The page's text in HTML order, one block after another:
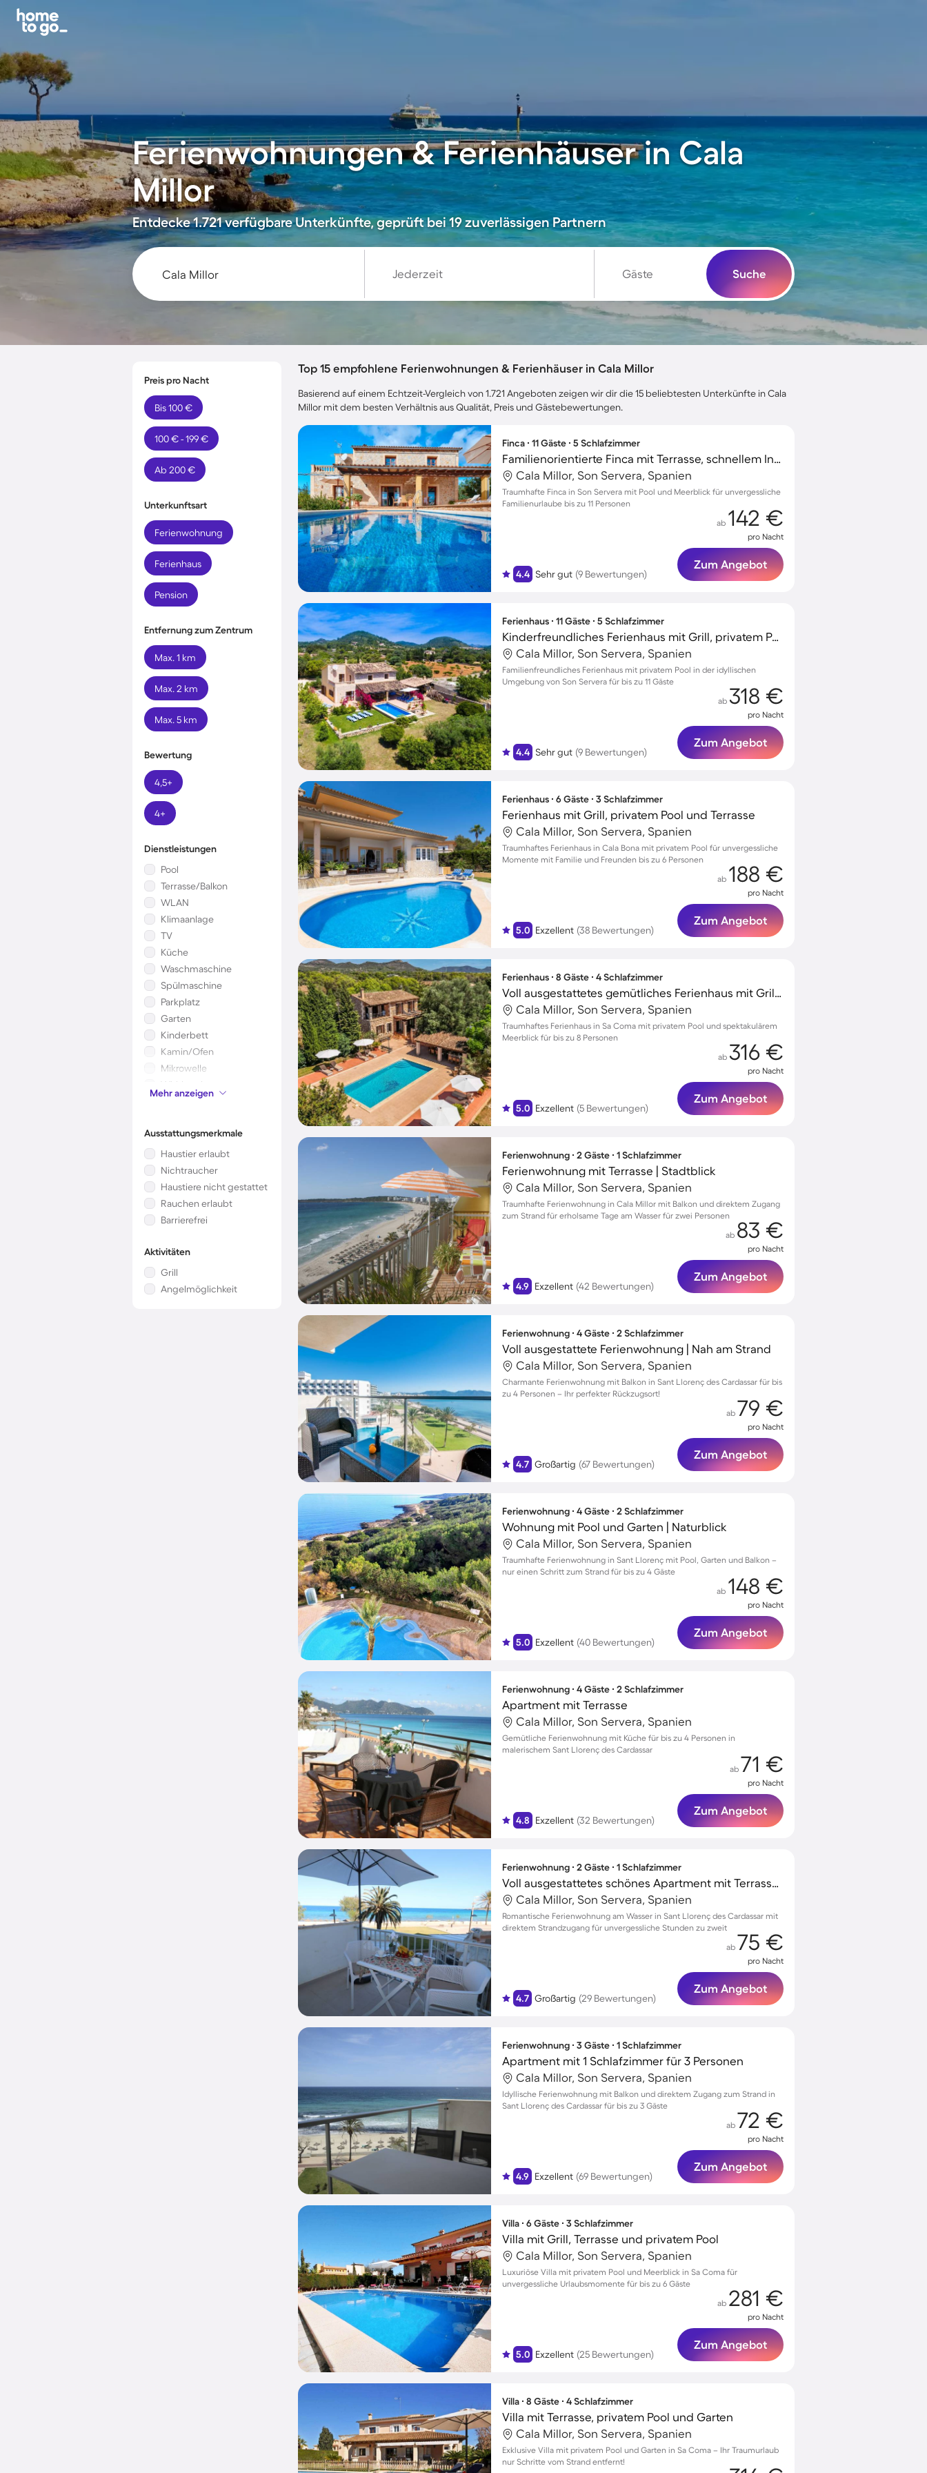
Ferienwohnungen & Ferienhäuser in Cala
Millor
Entdecke 1.721 verfügbare Unterkünfte, geprüft bei 19 zuverlässigen Partnern
Jederzeit Gäste Suche
Preis pro Nacht
Bis 100 €
100 € - 199 €
Ab 200 €
Unterkunftsart
Ferienwohnung
Ferienhaus
Pension
Entfernung zum Zentrum
Max. 1 km
Max. 2 km
Max. 5 km
Bewertung
4,5+
4+
Dienstleistungen
Pool
Terrasse/Balkon
WLAN
Klimaanlage
TV
Küche
Waschmaschine
Spülmaschine
Parkplatz
Garten
Kinderbett
Kamin/Ofen
Mikrowelle
Whirlpool
Mehr anzeigen
Ausstattungsmerkmale
Haustier erlaubt
Nichtraucher
Haustiere nicht gestattet
Rauchen erlaubt
Barrierefrei
Aktivitäten
Grill
Angelmöglichkeit
Top 15 empfohlene Ferienwohnungen & Ferienhäuser in Cala Millor
Basierend auf einem Echtzeit-Vergleich von 1.721 Angeboten zeigen wir dir die 15 beliebtesten Unterkünfte in Cala
Millor mit dem besten Verhältnis aus Qualität, Preis und Gästebewertungen.
Finca ∙ 11 Gäste ∙ 5 Schlafzimmer
Familienorientierte Finca mit Terrasse, schnellem Internet und privatem Pool | Gartenblick | Ideal für Homeoffice | Hunde erlaubt
Cala Millor, Son Servera, Spanien
Traumhafte Finca in Son Servera mit Pool und Meerblick für unvergessliche
Familienurlaube bis zu 11 Personen
4.4 Sehr gut (9 Bewertungen)
ab 142 €
pro Nacht
Zum Angebot
Ferienhaus ∙ 11 Gäste ∙ 5 Schlafzimmer
Kinderfreundliches Ferienhaus mit Grill, privatem Pool und Terrasse | Perfekt für die Arbeit von Zuhause
Cala Millor, Son Servera, Spanien
Familienfreundliches Ferienhaus mit privatem Pool in der idyllischen
Umgebung von Son Servera für bis zu 11 Gäste
4.4 Sehr gut (9 Bewertungen)
ab 318 €
pro Nacht
Zum Angebot
Ferienhaus ∙ 6 Gäste ∙ 3 Schlafzimmer
Ferienhaus mit Grill, privatem Pool und Terrasse
Cala Millor, Son Servera, Spanien
Traumhaftes Ferienhaus in Cala Bona mit privatem Pool für unvergessliche
Momente mit Familie und Freunden bis zu 6 Personen
5.0 Exzellent (38 Bewertungen)
ab 188 €
pro Nacht
Zum Angebot
Ferienhaus ∙ 8 Gäste ∙ 4 Schlafzimmer
Voll ausgestattetes gemütliches Ferienhaus mit Grill, privatem Pool und Terrasse | Meerblick
Cala Millor, Son Servera, Spanien
Traumhaftes Ferienhaus in Sa Coma mit privatem Pool und spektakulärem
Meerblick für bis zu 8 Personen
5.0 Exzellent (5 Bewertungen)
ab 316 €
pro Nacht
Zum Angebot
Ferienwohnung ∙ 2 Gäste ∙ 1 Schlafzimmer
Ferienwohnung mit Terrasse | Stadtblick
Cala Millor, Son Servera, Spanien
Traumhafte Ferienwohnung in Cala Millor mit Balkon und direktem Zugang
zum Strand für erholsame Tage am Wasser für zwei Personen
4.9 Exzellent (42 Bewertungen)
ab 83 €
pro Nacht
Zum Angebot
Ferienwohnung ∙ 4 Gäste ∙ 2 Schlafzimmer
Voll ausgestattete Ferienwohnung | Nah am Strand
Cala Millor, Son Servera, Spanien
Charmante Ferienwohnung mit Balkon in Sant Llorenç des Cardassar für bis
zu 4 Personen – Ihr perfekter Rückzugsort!
4.7 Großartig (67 Bewertungen)
ab 79 €
pro Nacht
Zum Angebot
Ferienwohnung ∙ 4 Gäste ∙ 2 Schlafzimmer
Wohnung mit Pool und Garten | Naturblick
Cala Millor, Son Servera, Spanien
Traumhafte Ferienwohnung in Sant Llorenç mit Pool, Garten und Balkon –
nur einen Schritt zum Strand für bis zu 4 Gäste
5.0 Exzellent (40 Bewertungen)
ab 148 €
pro Nacht
Zum Angebot
Ferienwohnung ∙ 4 Gäste ∙ 2 Schlafzimmer
Apartment mit Terrasse
Cala Millor, Son Servera, Spanien
Gemütliche Ferienwohnung mit Küche für bis zu 4 Personen in
malerischem Sant Llorenç des Cardassar
4.8 Exzellent (32 Bewertungen)
ab 71 €
pro Nacht
Zum Angebot
Ferienwohnung ∙ 2 Gäste ∙ 1 Schlafzimmer
Voll ausgestattetes schönes Apartment mit Terrasse | Neben dem Strand
Cala Millor, Son Servera, Spanien
Romantische Ferienwohnung am Wasser in Sant Llorenç des Cardassar mit
direktem Strandzugang für unvergessliche Stunden zu zweit
4.7 Großartig (29 Bewertungen)
ab 75 €
pro Nacht
Zum Angebot
Ferienwohnung ∙ 3 Gäste ∙ 1 Schlafzimmer
Apartment mit 1 Schlafzimmer für 3 Personen
Cala Millor, Son Servera, Spanien
Idyllische Ferienwohnung mit Balkon und direktem Zugang zum Strand in
Sant Llorenç des Cardassar für bis zu 3 Gäste
4.9 Exzellent (69 Bewertungen)
ab 72 €
pro Nacht
Zum Angebot
Villa ∙ 6 Gäste ∙ 3 Schlafzimmer
Villa mit Grill, Terrasse und privatem Pool
Cala Millor, Son Servera, Spanien
Luxuriöse Villa mit privatem Pool und Meerblick in Sa Coma für
unvergessliche Urlaubsmomente für bis zu 6 Gäste
5.0 Exzellent (25 Bewertungen)
ab 281 €
pro Nacht
Zum Angebot
Villa ∙ 8 Gäste ∙ 4 Schlafzimmer
Villa mit Terrasse, privatem Pool und Garten
Cala Millor, Son Servera, Spanien
Exklusive Villa mit privatem Pool und Garten in Sa Coma – Ihr Traumurlaub
nur Schritte vom Strand entfernt!